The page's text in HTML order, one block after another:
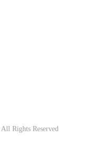
Rights Reserved